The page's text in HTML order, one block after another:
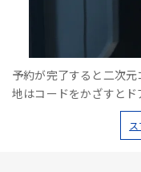
予約が完了すると二次
地はコードをかざすとド